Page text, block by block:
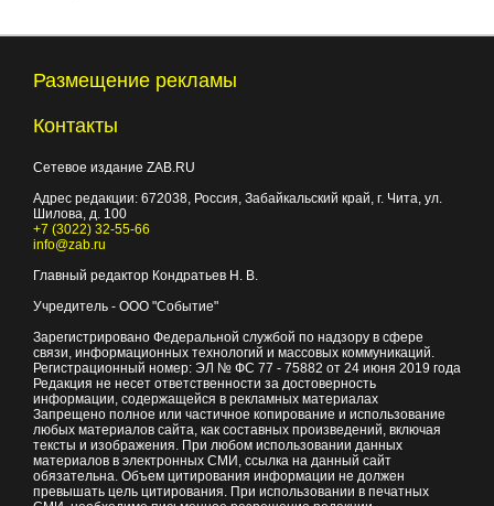
Размещение рекламы
Контакты
Сетевое издание ZAB.RU
Адрес редакции: 672038, Россия, Забайкальский край, г. Чита, ул.
Шилова, д. 100
+7 (3022) 32-55-66
info@zab.ru
Главный редактор Кондратьев Н. В.
Учредитель - ООО "Событие"
Зарегистрировано Федеральной службой по надзору в сфере
связи, информационных технологий и массовых коммуникаций.
Регистрационный номер: ЭЛ № ФС 77 - 75882 от 24 июня 2019 года
Редакция не несет ответственности за достоверность
информации, содержащейся в рекламных материалах
Запрещено полное или частичное копирование и использование
любых материалов сайта, как составных произведений, включая
тексты и изображения. При любом использовании данных
материалов в электронных СМИ, ссылка на данный сайт
обязательна. Объем цитирования информации не должен
превышать цель цитирования. При использовании в печатных